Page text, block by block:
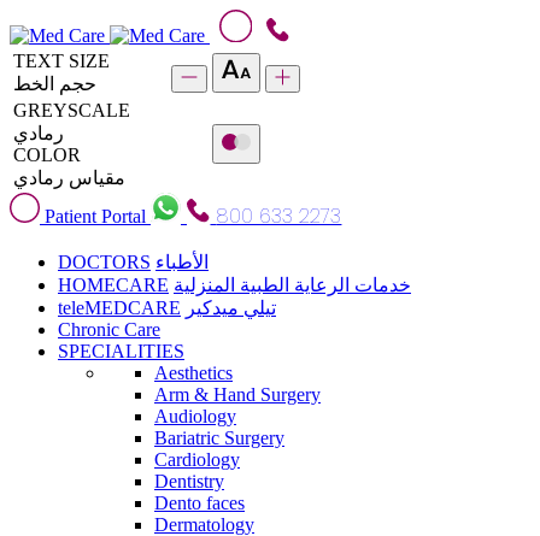
TEXT SIZE
حجم الخط
GREYSCALE
رمادي
COLOR
مقياس رمادي
Patient Portal
800 633 2273
DOCTORS الأطباء
HOMECARE خدمات الرعاية الطبية المنزلية
teleMEDCARE تيلي ميدكير
Chronic Care
SPECIALITIES
Aesthetics
Arm & Hand Surgery
Audiology
Bariatric Surgery
Cardiology
Dentistry
Dento faces
Dermatology